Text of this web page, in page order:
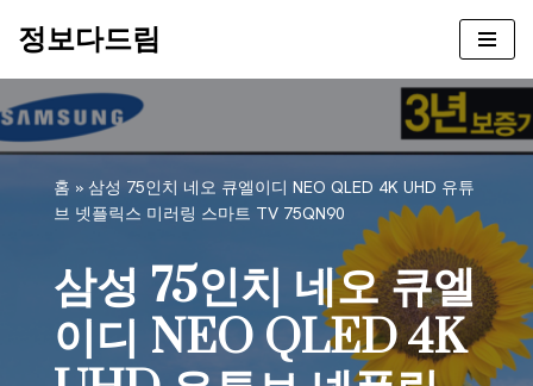
츠
로
정보다드림
홈 » 삼성 75인치 네오 큐엘이디 NEO QLED 4K UHD 유튜
브 넷플릭스 미러링 스마트 TV 75QN90
삼성 75인치 네오 큐엘
이디 NEO QLED 4K